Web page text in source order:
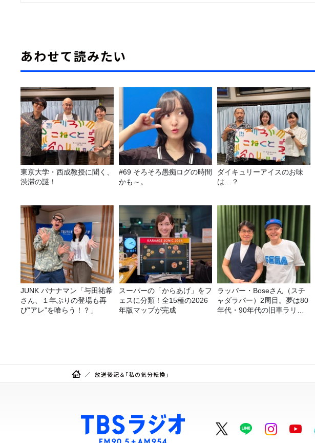
あわせて読みたい
東京大学・西成教授に聞く、
渋滞の謎！
#69 そろそろ愚痴ログの時間
かも～。
ダイキュリーアイスのお味
は…？
JUNK バナナマン「与田祐希
さん、１年ぶりの登場も再
び“アレ”を喰らう！？」
スーパーの「からあげ」をフ
ェスに分類！全15種の2026
年版マップが完成
ラッパー・Boseさん（スチ
ャダラパー）2周目。夢は80
年代・90年代の旧車ラリ
放送後記＆「私の気分転換」